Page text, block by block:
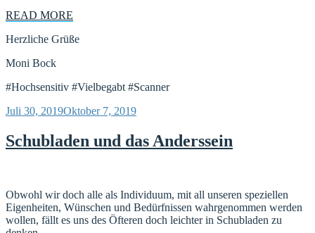
READ MORE
Herzliche Grüße
Moni Bock
#Hochsensitiv #Vielbegabt #Scanner
Veröffentlicht
Juli 30, 2019Oktober 7, 2019
Schubladen und das Anderssein
Obwohl wir doch alle als Individuum, mit all unseren speziellen
Eigenheiten, Wünschen und Bedürfnissen wahrgenommen werden
wollen, fällt es uns des Öfteren doch leichter in Schubladen zu